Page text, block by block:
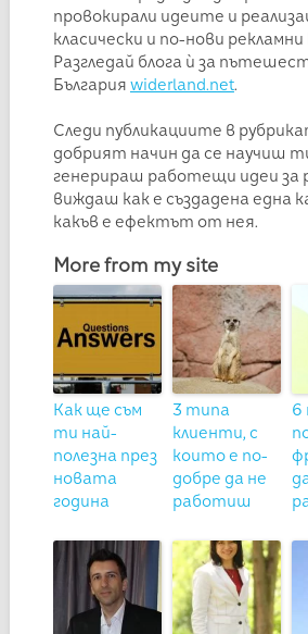
провокирали идеите и
класически и по-нови
Разгледай блога ѝ за
България widerland.net.
Следи публикациите в
добрият начин да се научиш
генерираш работещи идеи за
виждаш как е създадена една
какъв е ефектът от нея.
More from my site
Как ще съм
ти най-
полезна през
новата
година
3 типа
клиенти, с
които е по-
добре да не
работиш
6